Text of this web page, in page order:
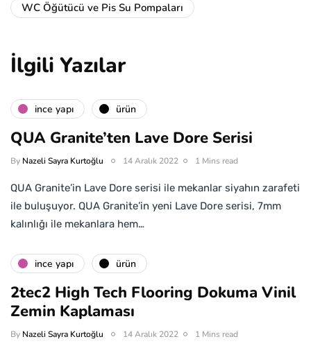
WC Öğütücü ve Pis Su Pompaları
İlgili Yazılar
i̇nce yapı ürün
QUA Granite’ten Lave Dore Serisi
By Nazeli Sayra Kurtoğlu 14 Aralık 2022 1 Mins read
QUA Granite’in Lave Dore serisi ile mekanlar siyahın zarafeti
ile buluşuyor. QUA Granite’in yeni Lave Dore serisi, 7mm
kalınlığı ile mekanlara hem…
i̇nce yapı ürün
2tec2 High Tech Flooring Dokuma Vinil
Zemin Kaplaması
By Nazeli Sayra Kurtoğlu 14 Aralık 2022 1 Mins read